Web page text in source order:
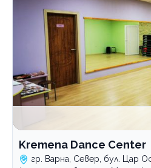
Kremena Dance Center
гр. Варна, Север, бул. Цар